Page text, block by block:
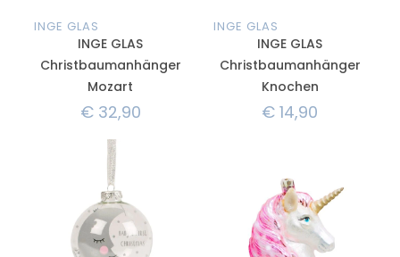
INGE GLAS
INGE GLAS
Christbaumanhänger
Mozart
€32,90
INGE GLAS
INGE GLAS
Christbaumanhänger
Knochen
€ 14,90